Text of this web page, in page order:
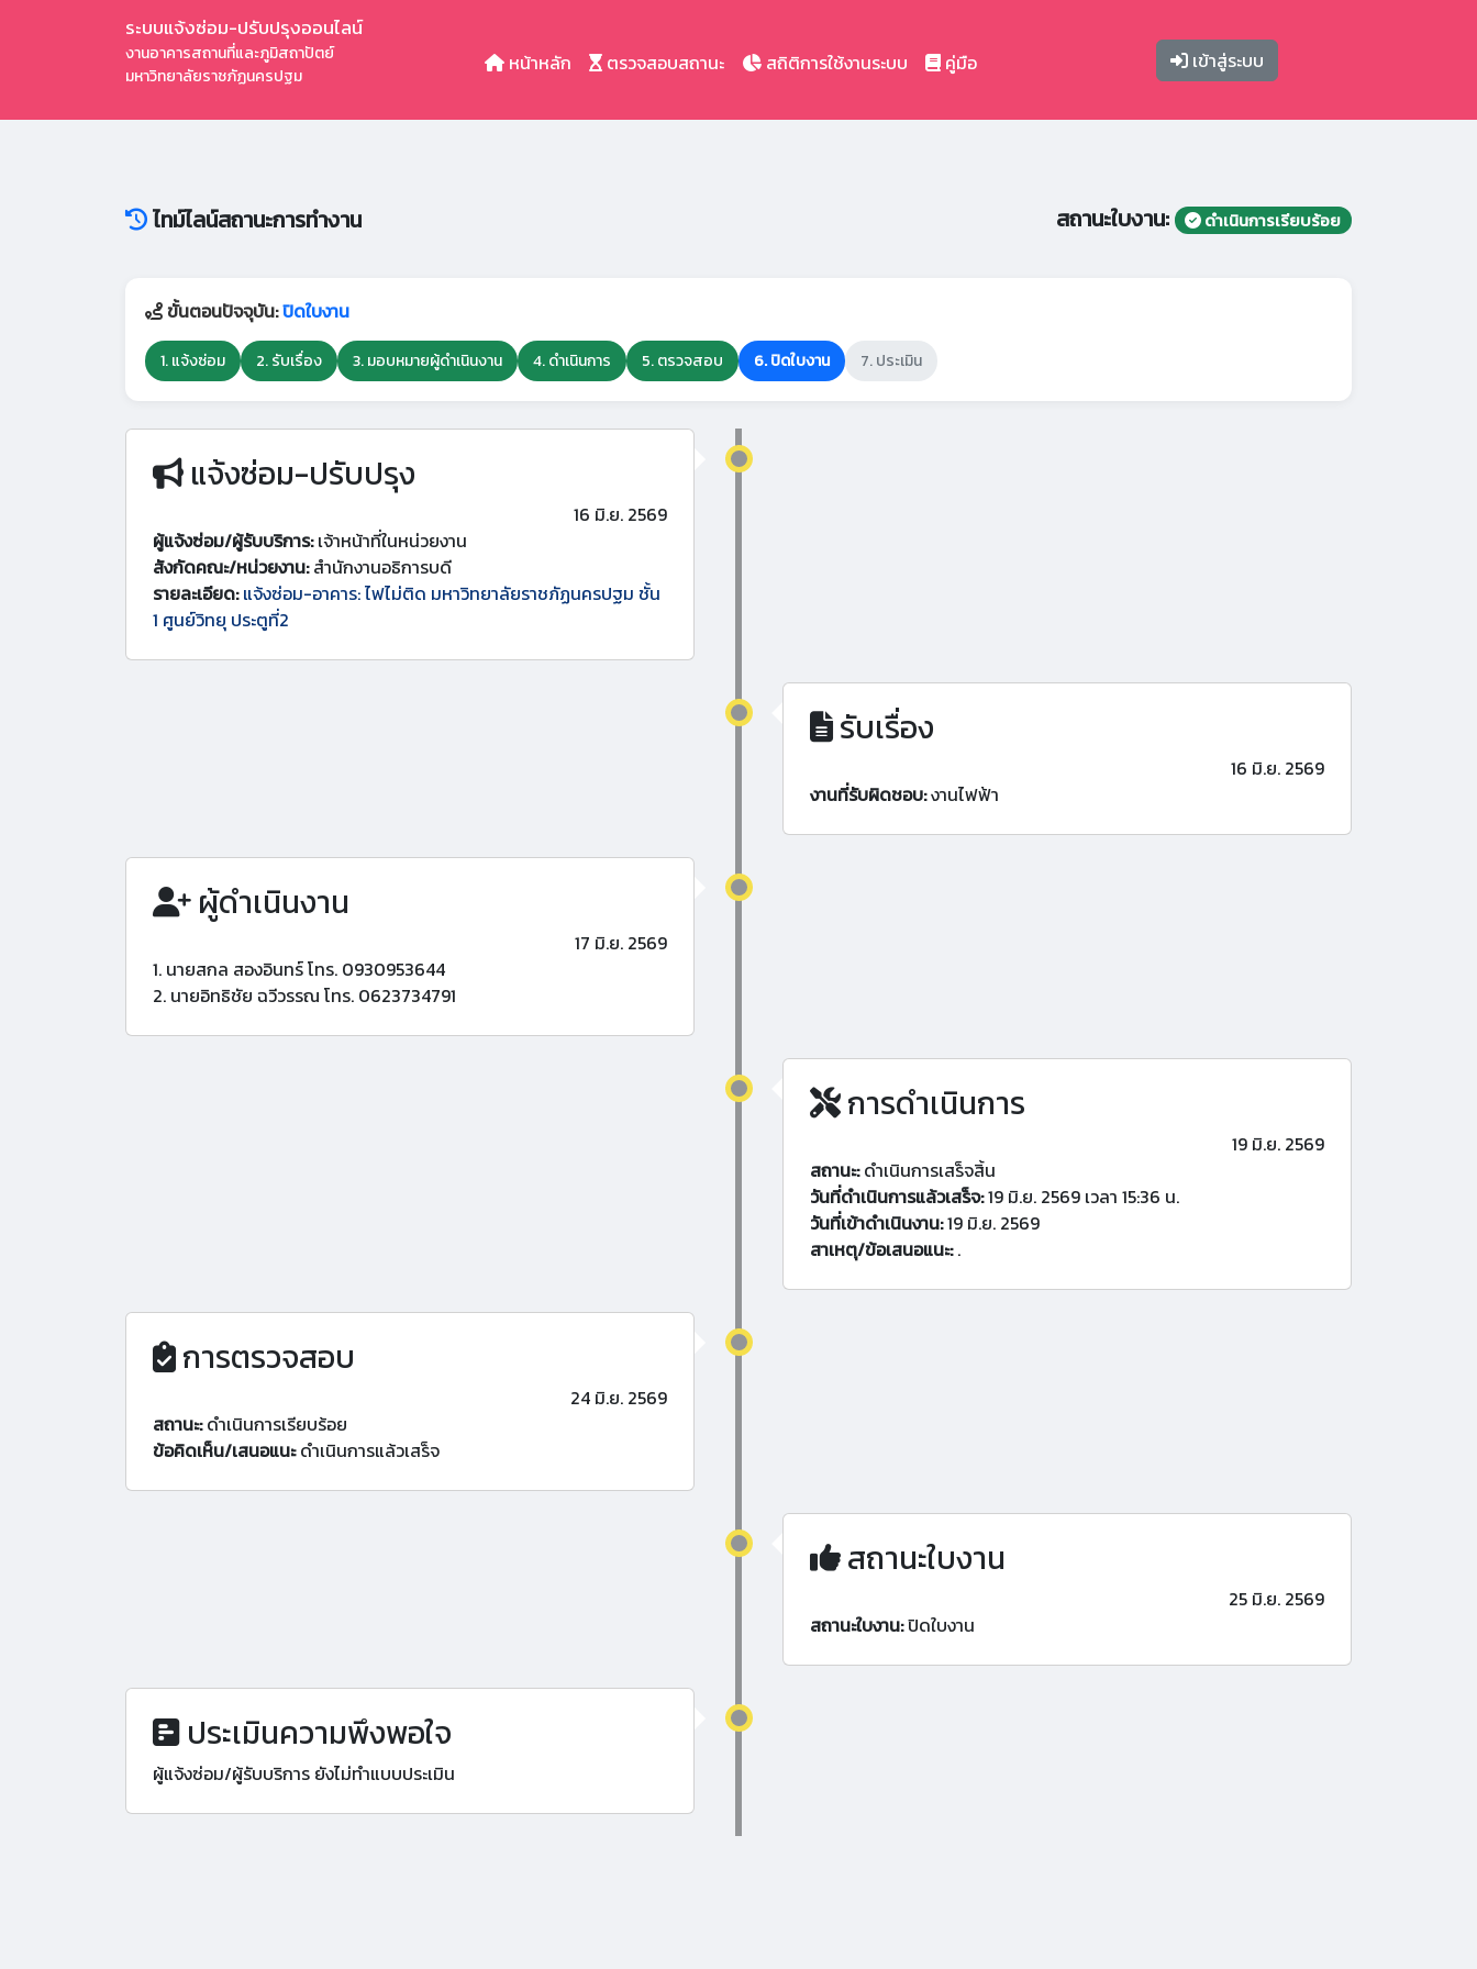
ระบบแจ้งซ่อม-ปรับปรุงออนไลน์
งานอาคารสถานที่และภูมิสถาปัตย์
มหาวิทยาลัยราชภัฏนครปฐม
หน้าหลัก ตรวจสอบสถานะ สถิติการใช้งานระบบ คู่มือ เข้าสู่ระบบ
ไทม์ไลน์สถานะการทำงาน สถานะใบงาน: ดำเนินการเรียบร้อย
ขั้นตอนปัจจุบัน:ปิดใบงาน
1. แจ้งซ่อม 2. รับเรื่อง 3. มอบหมายผู้ดำเนินงาน 4. ดำเนินการ 5. ตรวจสอบ 6. ปิดใบงาน 7. ประเมิน
แจ้งซ่อม-ปรับปรุง
16 มิ.ย. 2569
ผู้แจ้งซ่อม/ผู้รับบริการ:เจ้าหน้าที่ในหน่วยงาน
สังกัดคณะ/หน่วยงาน:สำนักงานอธิการบดี
รายละเอียด: แจ้งซ่อม-อาคาร: ไฟไม่ติด มหาวิทยาลัยราชภัฏนครปฐม ชั้น
1 ศูนย์วิทยุ ประตูที่2
รับเรื่อง
16 มิ.ย. 2569
งานที่รับผิดชอบ:งานไฟฟ้า
ผู้ดำเนินงาน
17 มิ.ย. 2569
1. นายสกล สองอินทร์ โทร. 0930953644
2. นายอิทธิชัย ฉวีวรรณ โทร. 0623734791
การดำเนินการ
19 มิ.ย. 2569
สถานะ:ดำเนินการเสร็จสิ้น
วันที่ดำเนินการแล้วเสร็จ:19 มิ.ย. 2569 เวลา 15:36 น.
วันที่เข้าดำเนินงาน:19 มิ.ย. 2569
สาเหตุ/ข้อเสนอแนะ:.
การตรวจสอบ
24 มิ.ย. 2569
สถานะ:ดำเนินการเรียบร้อย
ข้อคิดเห็น/เสนอแนะดำเนินการแล้วเสร็จ
สถานะใบงาน
25 มิ.ย. 2569
สถานะใบงาน:ปิดใบงาน
ประเมินความพึงพอใจ
ผู้แจ้งซ่อม/ผู้รับบริการ ยังไม่ทำแบบประเมิน